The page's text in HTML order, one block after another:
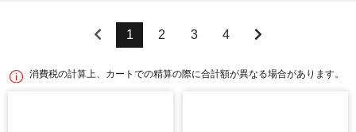
1 2 3 4
消費税の計算上、カートでの精算の際に合計額が異なる場合があります。